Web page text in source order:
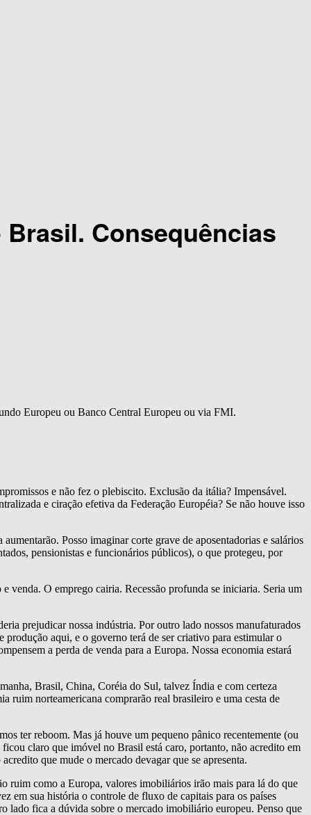
Consequências
Europeu ou Banco Central Europeu ou via FMI.
e não fez o plebiscito. Exclusão da itália? Impensável.
e ciração efetiva da Federação Européia? Se não houve isso
Posso imaginar corte grave de aposentadorias e salários
pensionistas e funcionários públicos), o que protegeu, por
venda. O emprego cairia. Recessão profunda se iniciaria. Seria um
prejudicar nossa indústria. Por outro lado nossos manufaturados
produção aqui, e o governo terá de ser criativo para estimular o
a perda de venda para a Europa. Nossa economia estará
Brasil, China, Coréia do Sul, talvez Índia e com certeza
ruim norteamericana comprarão real brasileiro e uma cesta de
ter reboom. Mas já houve um pequeno pânico recentemente (ou
claro que imóvel no Brasil está caro, portanto, não acredito em
que mude o mercado devagar que se apresenta.
ruim como a Europa, valores imobiliários irão mais para lá do que
em sua história o controle de fluxo de capitais para os países
lado fica a dúvida sobre o mercado imobiliário europeu. Penso que